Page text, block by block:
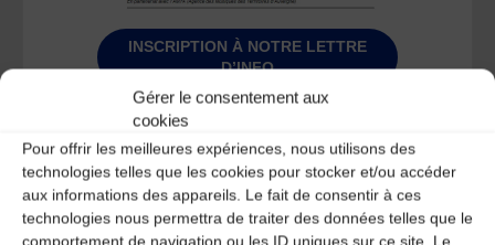
Gérer le consentement aux
cookies
Pour offrir les meilleures expériences, nous utilisons des
technologies telles que les cookies pour stocker et/ou accéder
aux informations des appareils. Le fait de consentir à ces
technologies nous permettra de traiter des données telles que le
comportement de navigation ou les ID uniques sur ce site. Le
INSCRIPTION À NOTRE LETTRE
D’INFO